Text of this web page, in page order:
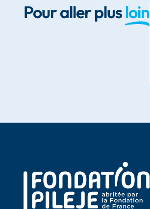
Pour aller plusloin